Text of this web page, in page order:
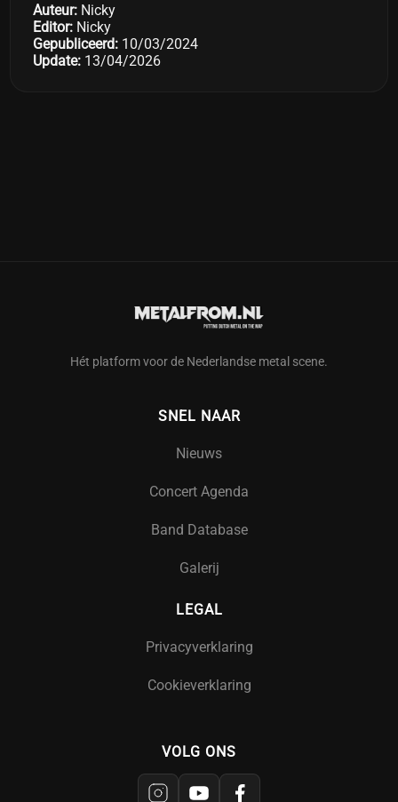
Auteur: Nicky
Editor: Nicky
Gepubliceerd: 10/03/2024
Update: 13/04/2026
Hét platform voor de Nederlandse metal scene.
SNEL NAAR
Nieuws
Concert Agenda
Band Database
Galerij
LEGAL
Privacyverklaring
Cookieverklaring
VOLG ONS